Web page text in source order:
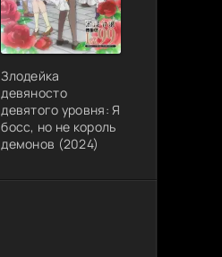
Злодейка
девяносто
девятого уровня: Я
босс, но не король
демонов (2024)